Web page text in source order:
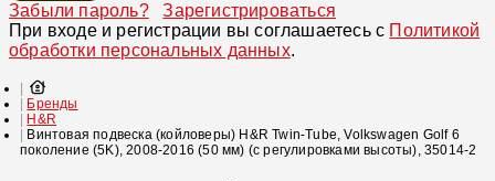
Забыли пароль?
Зарегистрироваться
При входе и регистрации вы соглашаетесь с Политикой
обработки персональных данных.
Бренды
H&R
Винтовая подвеска (койловеры) H&R Twin-Tube, Volkswagen Golf 6
поколение (5K), 2008-2016 (50 мм) (с регулировками высоты), 35014-2